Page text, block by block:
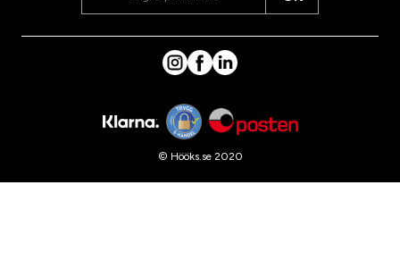
© Hööks.se 2020